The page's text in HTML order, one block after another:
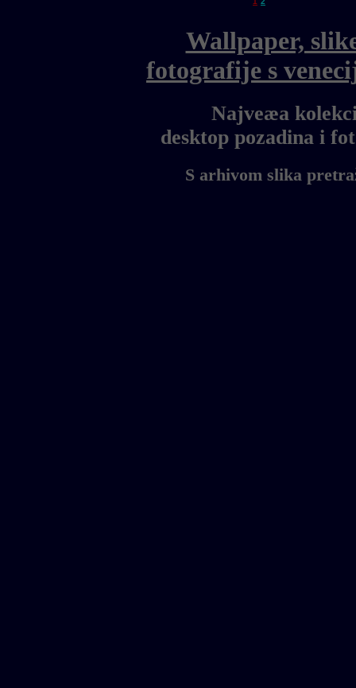
Wallpaper,
fotografije s
Najveæa
desktop pozadina i
S arhivom slika